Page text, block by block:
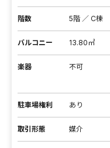
階数 5階 ／ C棟
バルコニー 13.80㎡
楽器 不可
駐車場権利 あり
取引形態 媒介